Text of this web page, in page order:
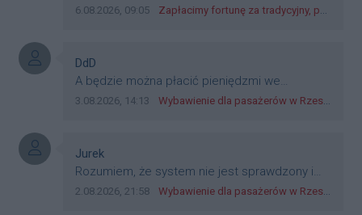
Data dodania komentarza:
6.08.2026, 09:05 Źródło komentarza:
Zapłacimy fortunę za tradycyjny, polski obiad?! Ceny ziemniaków w skupach skoczyły o 265 procent!
Autor komentarza:
DdD
Treść komentarza:
A będzie można płacić pieniędzmi we
wszystkich? Bo banknoty emitowane przez
plastik czy inne bliki. Zakrawa na
dyskryminację.
Data dodania komentarza:
3.08.2026, 14:13 Źródło komentarza:
Wybawienie dla pasażerów w Rzeszowie? W mieście ruszyły testy nowego rozwiązania
Autor komentarza:
Jurek
Treść komentarza:
Rozumiem, że system nie jest sprawdzony i
przetestowany. Wybieram się z mim młodym
Data dodania komentarza:
2.08.2026, 21:58 Źródło komentarza:
Wybawienie dla pasażerów w Rzeszowie? W mieście ruszyły testy nowego rozwiązania